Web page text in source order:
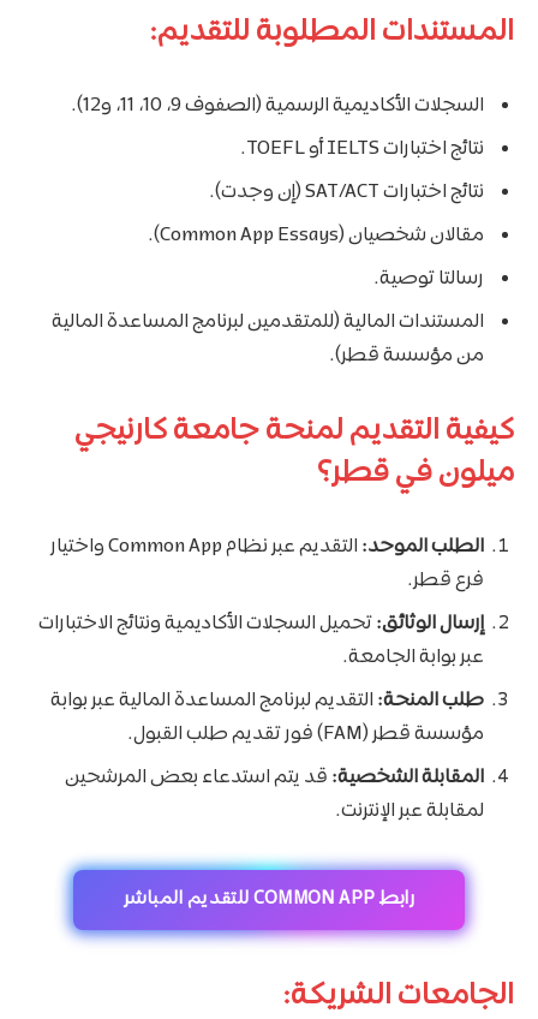
المستندات المطلوبة للتقديم:
السجلات الأكاديمية الرسمية (الصفوف 9، 10، 11، و12).
نتائج اختبارات IELTS أو TOEFL.
نتائج اختبارات SAT/ACT (إن وجدت).
مقالان شخصيان (Common App Essays).
رسالتا توصية.
المستندات المالية (للمتقدمين لبرنامج المساعدة المالية
من مؤسسة قطر).
كيفية التقديم لمنحة جامعة كارنيجي
ميلون في قطر؟
الطلب الموحد:
التقديم عبر نظام Common App واختيار
فرع قطر.
إرسال الوثائق:تحميل السجلات الأكاديمية ونتائج الاختبارات
عبر بوابة الجامعة.
طلب المنحة: التقديم لبرنامج المساعدة المالية عبر بوابة
مؤسسة قطر (FAM) فور تقديم طلب القبول.
المقابلة الشخصية: قد يتم استدعاء بعض المرشحين
لمقابلة عبر الإنترنت.
رابط COMMON APP للتقديم المباشر
الجامعات الشريكة: